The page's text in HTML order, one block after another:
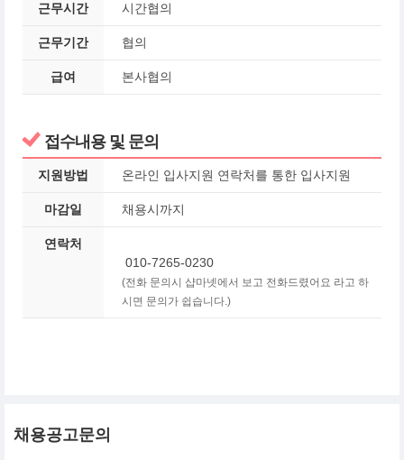
근무시간 시간협의
근무기간 협의
급여 본사협의
접수내용 및 문의
지원방법 온라인 입사지원 연락처를 통한 입사지원
마감일 채용시까지
연락처
010-7265-0230
(전화 문의시 샵마넷에서 보고 전화드렸어요 라고 하
시면 문의가 쉽습니다.)
채용공고문의